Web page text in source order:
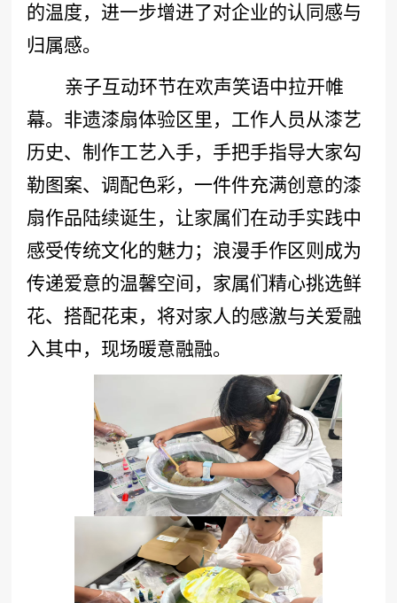
的温度，进一步增进了对企业的认同感与
归属感。
亲子互动环节在欢声笑语中拉开帷
幕。非遗漆扇体验区里， 工作人员从漆艺
历史、制作工艺入手，手把手指导大家勾
勒图案、调配色彩，一件件充满创意的漆
扇作品陆续诞生，让家属们在动手实践中
感受传统文化的魅力；浪漫手作区则成为
传递爱意的温馨空间， 家属们精心挑选鲜
花、搭配花束，将对家人的感激与关爱融
入其中，现场暖意融融。